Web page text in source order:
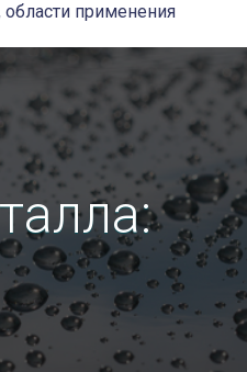
области применения